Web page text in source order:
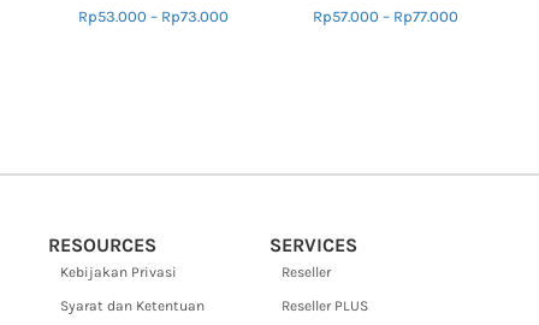
Rp53.000 – Rp73.000 Rp57.000 – Rp77.000
RESOURCES SERVICES
Kebijakan Privasi
Syarat dan Ketentuan
Reseller
Reseller PLUS